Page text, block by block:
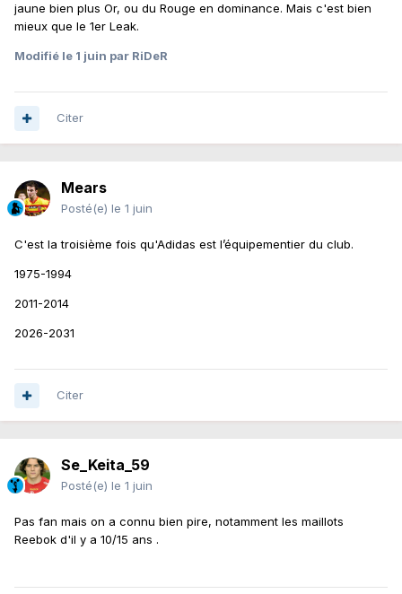
jaune bien plus Or, ou du Rouge en dominance. Mais c'est bien
mieux que le 1er Leak.
Modifié le 1 juin par RiDeR
Citer
Mears
Posté(e) le 1 juin
C'est la troisième fois qu'Adidas est l’équipementier du club.
1975-1994
2011-2014
2026-2031
Citer
Se_Keita_59
Posté(e) le 1 juin
Pas fan mais on a connu bien pire, notamment les maillots
Reebok d'il y a 10/15 ans .